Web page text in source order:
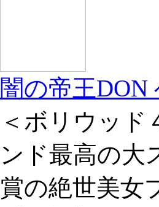
闇の帝王
＜ボリウッ
ンド最高の大
賞の絶世美女